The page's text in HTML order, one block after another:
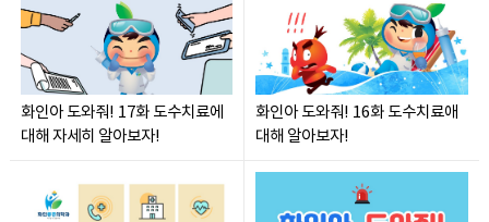
화인아 도와줘! 17화 도수치료에
대해 자세히 알아보자!
화인아 도와줘! 16화 도수치료애
대해 알아보자!